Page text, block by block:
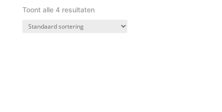
Toont alle 4 resultaten